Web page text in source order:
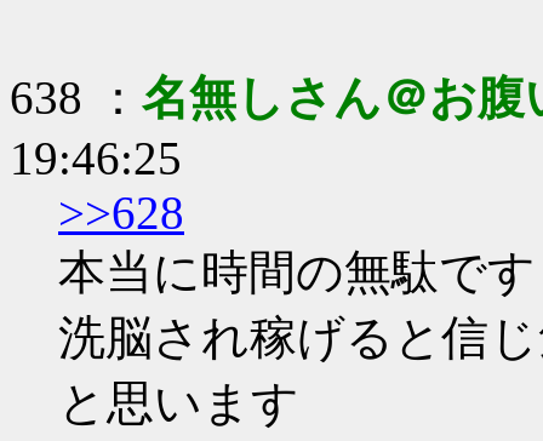
638 ： 名無しさん＠お腹
19:46:25
>>628
本当に時間の無駄です
洗脳され稼げると信
と思います